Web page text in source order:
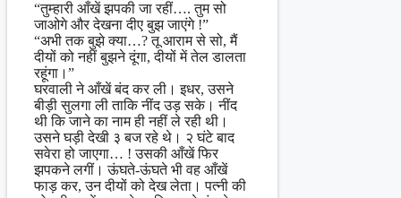
“तुम्हारी आँखें झपकी जा रहीं…. तुम सो
जाओगे और देखना दीए बुझ जाएंगे !”
“अभी तक बुझे क्या…? तू आराम से सो, मैं
दीयों को नहीं बुझने दूंगा, दीयों में तेल डालता
रहूंगा।”
घरवाली ने आँखें बंद कर ली। इधर, उसने
बीड़ी सुलगा ली ताकि नींद उड़ सके। नींद
थी कि जाने का नाम ही नहीं ले रही थी।
उसने घड़ी देखी ३ बज रहे थे। २ घंटे बाद
सवेरा हो जाएगा… ! उसकी आँखें फिर
झपकने लगीं। ऊंघते-ऊंघते भी वह आँखें
फाड़ कर, उन दीयों को देख लेता। पत्नी की